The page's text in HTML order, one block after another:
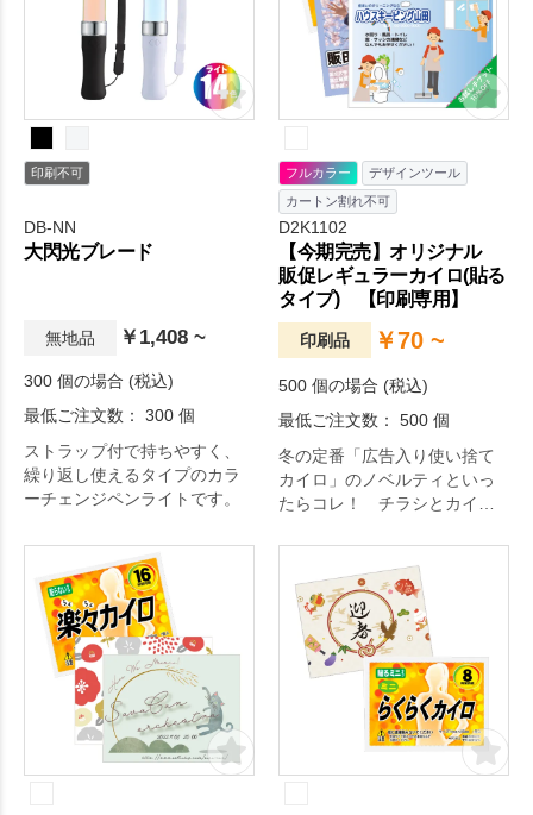
印刷不可
DB-NN
大閃光ブレード
無地品 ￥1,408 ~
300 個の場合 (税込)
最低ご注文数： 300 個
ストラップ付で持ちやすく、
繰り返し使えるタイプのカラ
ーチェンジペンライトです。
フルカラー
デザインツール
カートン割れ不可
D2K1102
【今期完売】オリジナル
販促レギュラーカイロ(貼る
タイプ) 【印刷専用】
印刷品 ￥70 ~
500 個の場合 (税込)
最低ご注文数： 500 個
冬の定番「広告入り使い捨て
カイロ」のノベルティといっ
たらコレ！ チラシとカイロ
です。レギュラーサイズのカ
イロは約10時間温かさが持続
しますので、長時間のイベン
ト時に配布するならぴったり
の商品です。チラシのデザイ
ンはフルカラーで印刷できま
すので、街角やイベント会場
で配ってもアピール力はばっ